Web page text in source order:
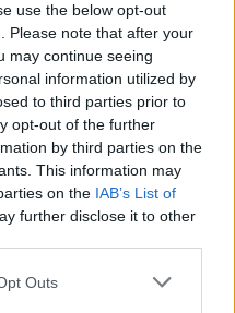
use the below opt-out
Please note that after your
may continue seeing
information utilized by
to third parties prior to
opt-out of the further
by third parties on the
This information may
on the IAB’s List of
further disclose it to other
uses one or more Google
Outs
es auf Facebook!
bleiben?
o
e
News
Essen gehen